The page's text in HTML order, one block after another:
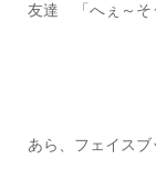
友達 「へぇ～そ
あら、フェイス